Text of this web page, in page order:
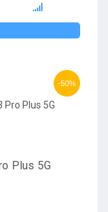
-50%
Plus 5G